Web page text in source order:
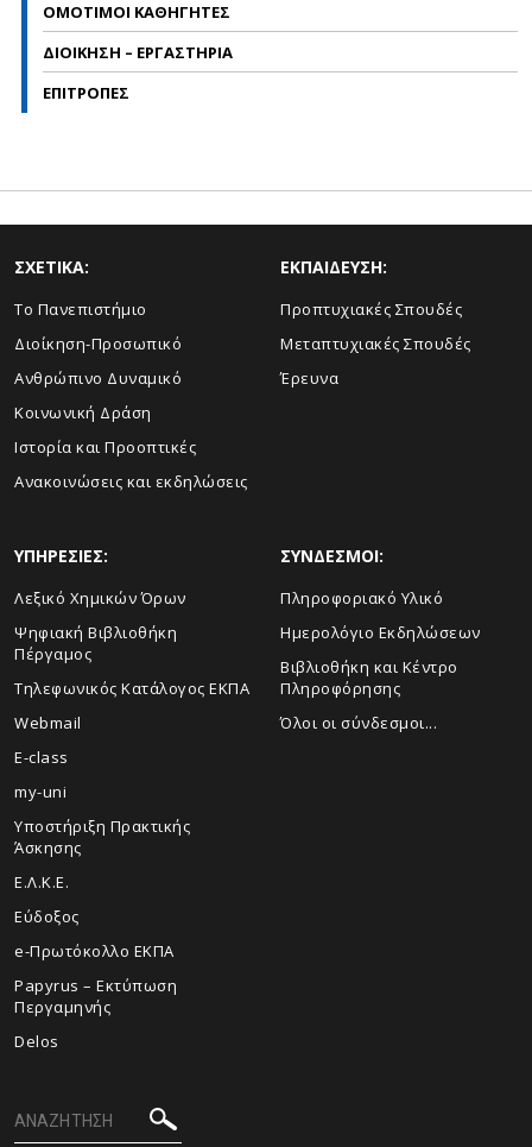
ΟΜΟΤΙΜΟΙ ΚΑΘΗΓΗΤΕΣ
ΔΙΟΙΚΗΣΗ – ΕΡΓΑΣΤΗΡΙΑ
ΕΠΙΤΡΟΠΕΣ
ΣΧΕΤΙΚΑ:
Το Πανεπιστήμιο
Διοίκηση-Προσωπικό
Ανθρώπινο Δυναμικό
Κοινωνική Δράση
Ιστορία και Προοπτικές
Ανακοινώσεις και εκδηλώσεις
ΕΚΠΑΙΔΕΥΣΗ:
Προπτυχιακές Σπουδές
Μεταπτυχιακές Σπουδές
Έρευνα
ΥΠΗΡΕΣΙΕΣ:
Λεξικό Χημικών Όρων
Ψηφιακή Βιβλιοθήκη
Πέργαμος
Τηλεφωνικός Κατάλογος ΕΚΠΑ
Webmail
E-class
my-uni
Υποστήριξη Πρακτικής
Άσκησης
Ε.Λ.Κ.Ε.
Εύδοξος
e-Πρωτόκολλο ΕΚΠΑ
Papyrus – Εκτύπωση
Περγαμηνής
Delos
ΣΥΝΔΕΣΜΟΙ:
Πληροφοριακό Υλικό
Ημερολόγιο Εκδηλώσεων
Βιβλιοθήκη και Κέντρο
Πληροφόρησης
Όλοι οι σύνδεσμοι...